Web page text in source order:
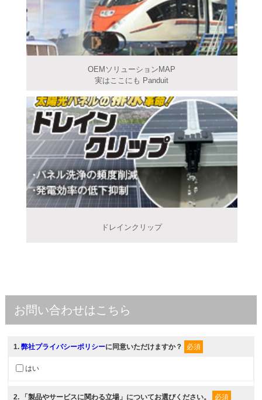
OEMソリューションMAP
実はここにも Panduit
ドレインクリップ
お問い合わせはこちら
1.弊社プライバシーポリシーに同意いただけますか？ 必須
はい
2. 「製品やサービスに関わる立場」についてお選びください。 必須